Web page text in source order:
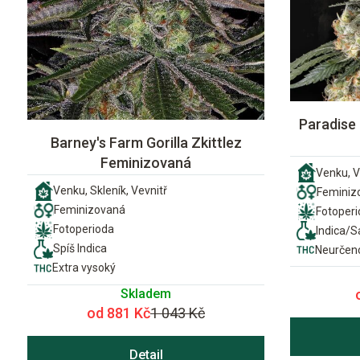
Barney's Farm Gorilla Zkittlez
Feminizovaná
Venku, Skleník, Vevnitř
Feminizovaná
Fotoperioda
Spíš Indica
Extra vysoký
Skladem
od 881 Kč1 043 Kč
Detail
Venku,
Indica/